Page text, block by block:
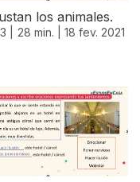
los animales.
| 28 min. | 18 fev. 2021